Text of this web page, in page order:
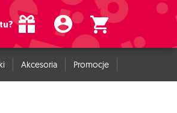
Akcesoria Promocje